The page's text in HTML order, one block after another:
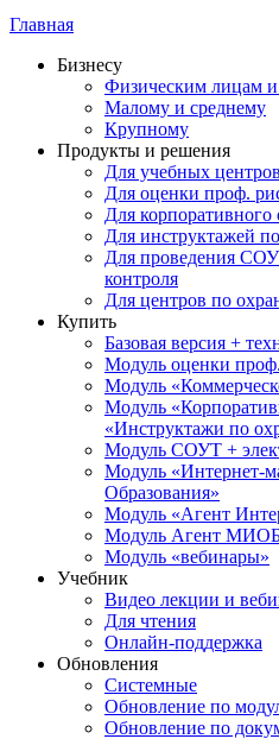
Главная
Бизнесу
Физическим лицам
Малому и среднему
Крупному
Продукты и решения
Для учебных центров
Для оценки проф.
Для корпоративного
Для инструктажей
Для проведения
контроля
Для центров по
Купить
Базовая версия +
Модуль оценки
Модуль
Модуль
«Инструктажи по
Модуль СОУТ +
Модуль «Интернет-
Образования»
Модуль «Агент
Модуль Агент
Модуль «вебинары»
Учебник
Видео лекции и
Для чтения
Онлайн-поддержка
Обновления
Системные
Обновление по
Обновление по